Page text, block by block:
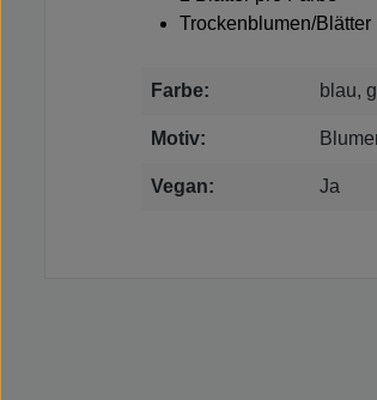
Trockenblumen/Blätter
Farbe: blau,
Motiv:
Vegan: Ja